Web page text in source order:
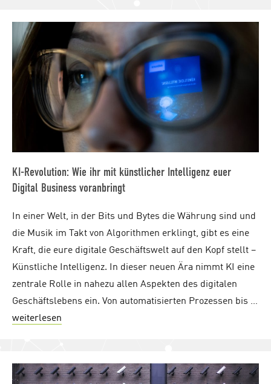
KI-Revolution: Wie ihr mit künstlicher Intelligenz euer
Digital Business voranbringt
In einer Welt, in der Bits und Bytes die Währung sind und
die Musik im Takt von Algorithmen erklingt, gibt es eine
Kraft, die eure digitale Geschäftswelt auf den Kopf stellt –
Künstliche Intelligenz. In dieser neuen Ära nimmt KI eine
zentrale Rolle in nahezu allen Aspekten des digitalen
Geschäftslebens ein. Von automatisierten Prozessen bis …
weiterlesen